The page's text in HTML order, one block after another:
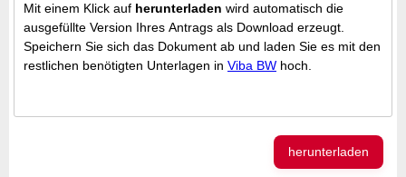
Mit einem Klick auf herunterladen wird automatisch die
ausgefüllte Version Ihres Antrags als Download erzeugt.
Speichern Sie sich das Dokument ab und laden Sie es mit den
restlichen benötigten Unterlagen in Viba BW hoch.
herunterladen